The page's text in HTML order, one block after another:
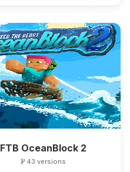
FTB OceanBlock 2
43 versions